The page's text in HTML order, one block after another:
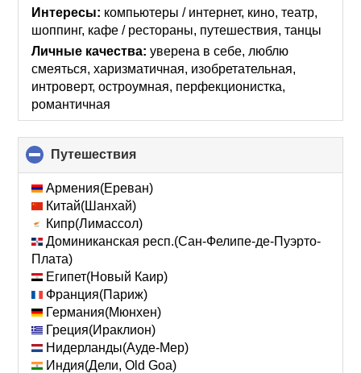
Интересы: компьютеры / интернет, кино, театр,
шоппинг, кафе / рестораны, путешествия, танцы
Личные качества: уверена в себе, люблю
смеяться, харизматичная, изобретательная,
интроверт, остроумная, перфекционистка,
романтичная
Путешествия
to
collapse
Армения(Ереван)
Китай(Шанхай)
Кипр(Лимассол)
Доминиканская респ.(Сан-Фелипе-де-Пуэрто-
Плата)
Египет(Новый Каир)
Франция(Париж)
Германия(Мюнхен)
Греция(Ираклион)
Нидерланды(Ауде-Мер)
Индия(Дели, Old Goa)